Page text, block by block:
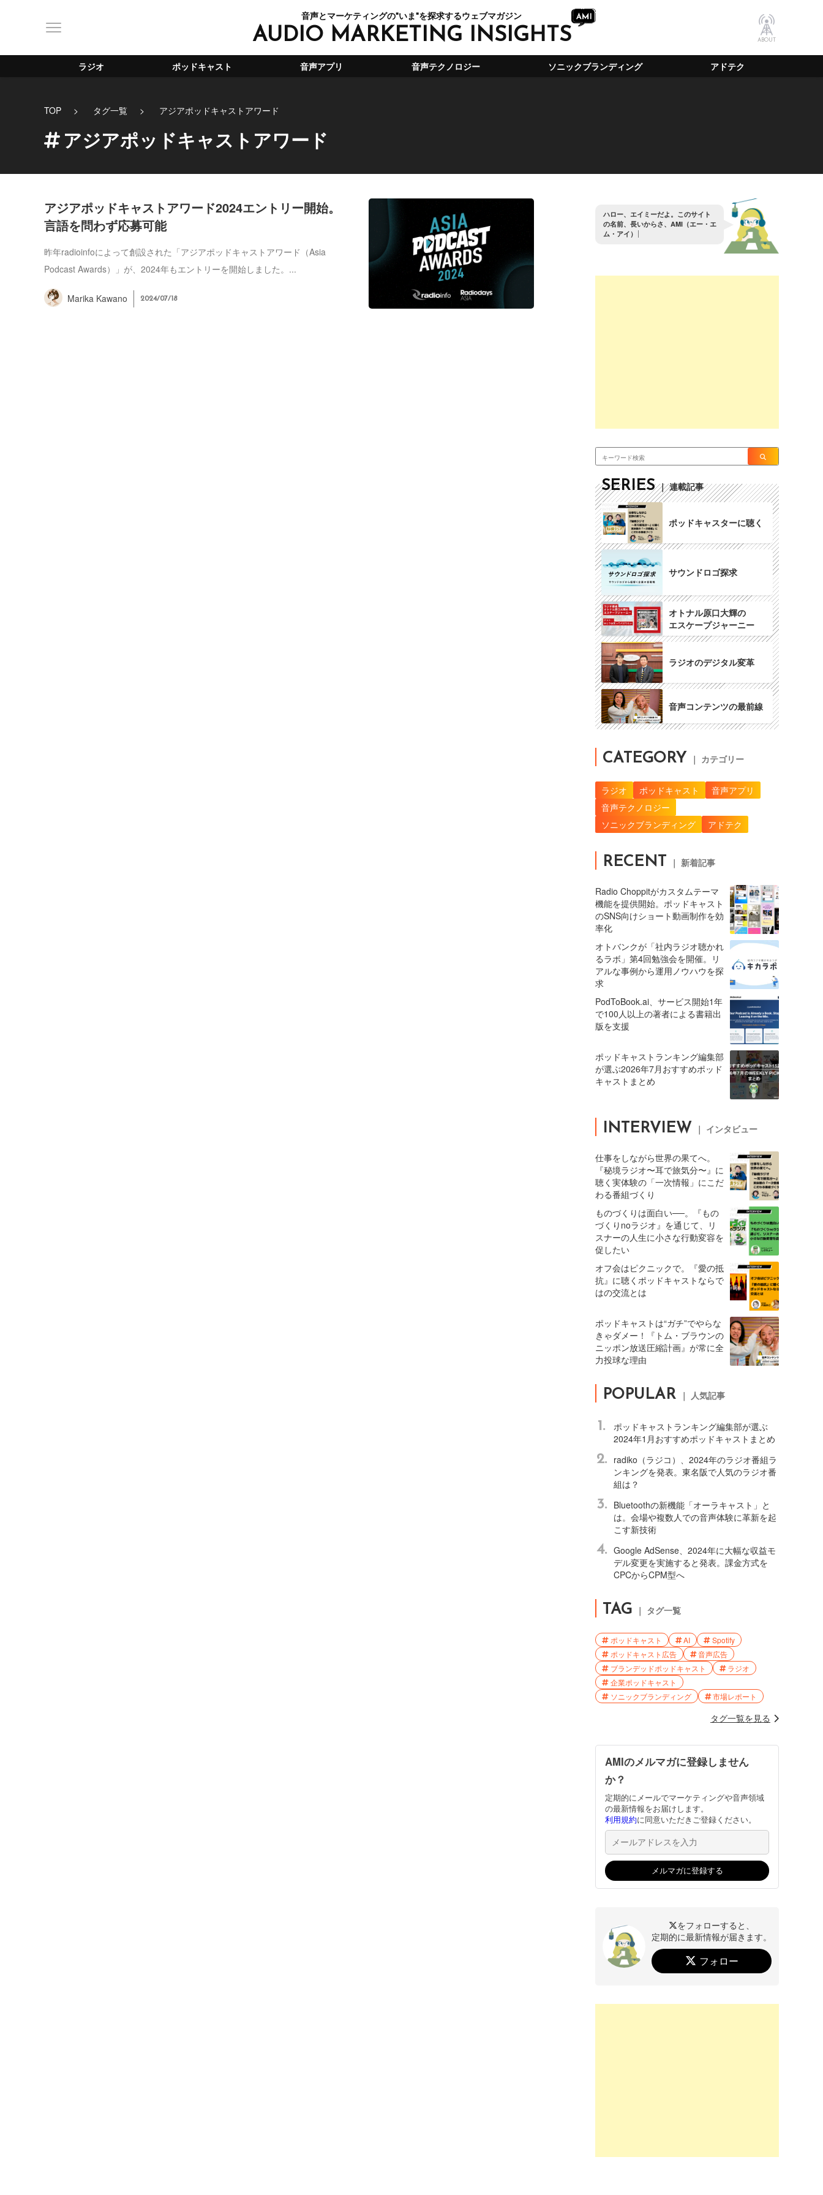
音声とマーケティングの"いま"を探求するウェブマガジン
AUDIO MARKETING INSIGHTS ABOUT
ラジオ ポッドキャスト 音声アプリ 音声テクノロジー ソニックブランディング アドテク
TOP タグ一覧 アジアポッドキャストアワード
アジアポッドキャストアワード
アジアポッドキャストアワード2024エントリー開始。
言語を問わず応募可能
昨年radioinfoによって創設された「アジアポッドキャストアワード（Asia
Podcast Awards）」が、2024年もエントリーを開始しました。...
Marika Kawano 2024/07/18
ハロー、 エイ ミ ーだよ 。 このサイ ト
の名前、 長いからさ 、 AMI（エー・ エ
ム ・ アイ） っ
SERIES ｜ 連載記事
ポッドキャスターに聴く
サウンドロゴ探求
オトナル原口大輝の
エスケープジャーニー
ラジオのデジタル変革
音声コンテンツの最前線
CATEGORY ｜ カテゴリー
ラジオ ポッドキャスト
音声アプリ
音声テクノロジー
ソニックブランディング
アドテク
RECENT ｜ 新着記事
Radio Choppitがカスタムテーマ
機能を提供開始。ポッドキャスト
のSNS向けショート動画制作を効
率化
オトバンクが「社内ラジオ聴かれ
るラボ」第4回勉強会を開催。リ
アルな事例から運用ノウハウを探
求
PodToBook.ai、サービス開始1年
で100人以上の著者による書籍出
版を支援
ポッドキャストランキング編集部
が選ぶ2026年7月おすすめポッド
キャストまとめ
INTERVIEW ｜ インタビュー
仕事をしながら世界の果てへ。
『秘境ラジオ〜耳で旅気分〜』に
聴く実体験の「一次情報」にこだ
わる番組づくり
ものづくりは面白い──。『もの
づくりnoラジオ』を通じて、リ
スナーの人生に小さな行動変容を
促したい
オフ会はピクニックで。『愛の抵
抗』に聴くポッドキャストならで
はの交流とは
ポッドキャストは“ガチ”でやらな
きゃダメー！『トム・ブラウンの
ニッポン放送圧縮計画』が常に全
力投球な理由
POPULAR ｜ 人気記事
1.
ポッドキャストランキング編集部が選ぶ
2024年1月おすすめポッドキャストまとめ
2.
radiko（ラジコ）、2024年のラジオ番組ラ
ンキングを発表。東名阪で人気のラジオ番
組は？
3.
Bluetoothの新機能「オーラキャスト」と
は。会場や複数人での音声体験に革新を起
こす新技術
4. Google AdSense、2024年に大幅な収益モ
デル変更を実施すると発表。課金方式を
CPCからCPM型へ
TAG ｜ タグ一覧
ポッドキャスト AI
Spotify
ポッドキャスト広告
音声広告
ブランデッドポッドキャスト
ラジオ
企業ポッドキャスト
ソニックブランディング
市場レポート
タグ一覧を見る
AMIのメルマガに登録しません
か？
定期的にメールでマーケティングや音声領域
の最新情報をお届けします。
利用規約に同意いただきご登録ください。
をフォローすると、
定期的に最新情報が届きます。
フォロー